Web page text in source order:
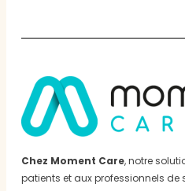
Chez Moment Care, notre
patients et aux professionnels de